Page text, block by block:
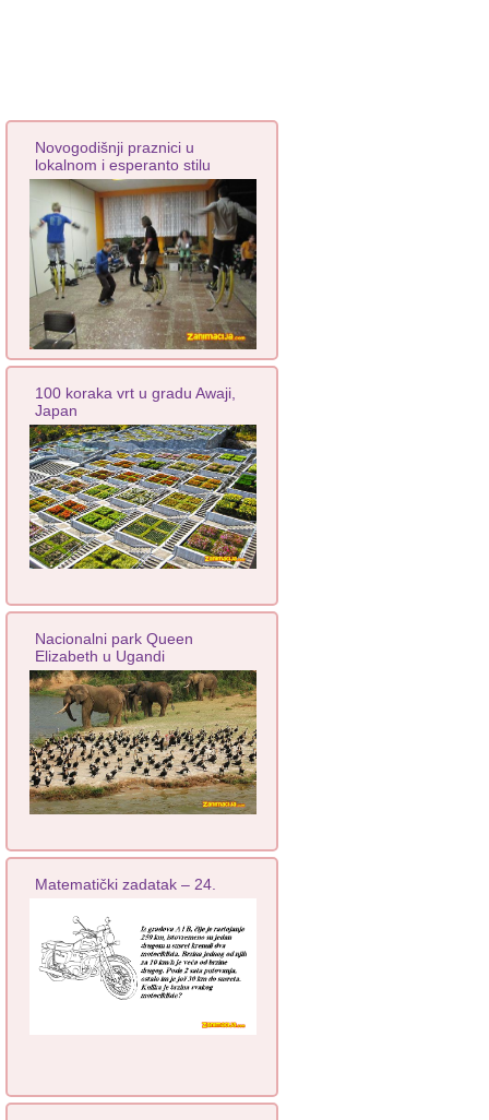
Novogodišnji praznici u
lokalnom i esperanto stilu
100 koraka vrt u gradu Awaji,
Japan
Nacionalni park Queen
Elizabeth u Ugandi
Matematički zadatak – 24.